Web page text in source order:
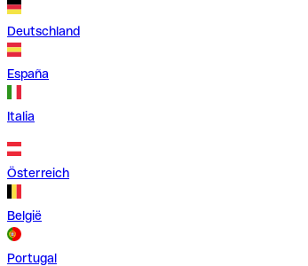
Deutschland
España
Italia
Österreich
België
Portugal